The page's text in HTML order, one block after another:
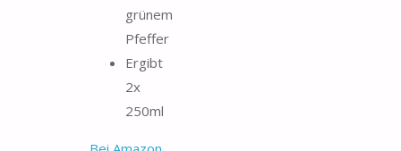
grünem
Pfeffer
Ergibt
2x
250ml